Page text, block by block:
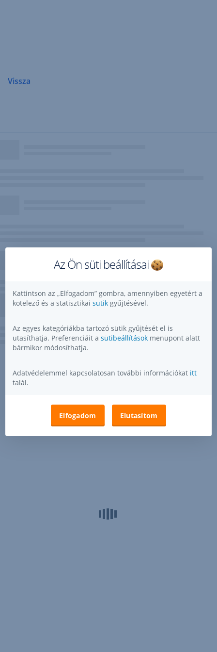
Vissza
Az Ön süti beállításai
Kattintson az „Elfogadom” gombra, amennyiben egyetért a
kötelező és a statisztikai sütik gyűjtésével.
Az egyes kategóriákba tartozó sütik gyűjtését el is
utasíthatja. Preferenciáit a sütibeállítások menüpont alatt
bármikor módosíthatja.
Adatvédelemmel kapcsolatosan további információkat itt
talál.
Elfogadom Elutasítom